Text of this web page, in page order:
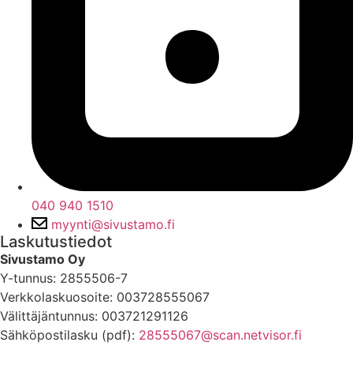
040 940 1510
myynti@sivustamo.fi
Laskutustiedot
Sivustamo Oy
Y-tunnus: 2855506-7
Verkkolaskuosoite: 003728555067
Välittäjäntunnus: 003721291126
Sähköpostilasku (pdf): 28555067@scan.netvisor.fi